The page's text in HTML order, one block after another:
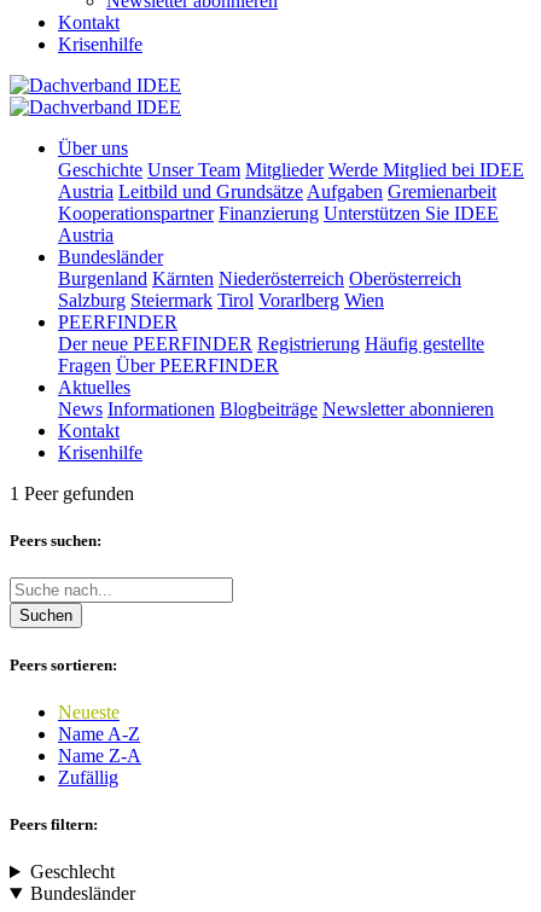
Kontakt
Krisenhilfe
Über uns
Geschichte Unser Team Mitglieder Werde Mitglied bei IDEE
Austria Leitbild und Grundsätze Aufgaben Gremienarbeit
Kooperationspartner Finanzierung Unterstützen Sie IDEE
Austria
Bundesländer
Burgenland Kärnten Niederösterreich Oberösterreich
Salzburg Steiermark Tirol Vorarlberg Wien
PEERFINDER
Der neue PEERFINDER Registrierung Häufig gestellte
Fragen Über PEERFINDER
Aktuelles
News Informationen Blogbeiträge Newsletter abonnieren
Kontakt
Krisenhilfe
1 Peer gefunden
Peers suchen:
Suchen
Peers sortieren:
Neueste
Name A-Z
Name Z-A
Zufällig
Peers filtern:
Geschlecht
Bundesländer